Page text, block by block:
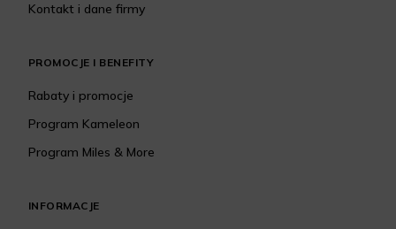
Kontakt i dane firmy
PROMOCJE I BENEFITY
Rabaty i promocje
Program Kameleon
Program Miles & More
INFORMACJE